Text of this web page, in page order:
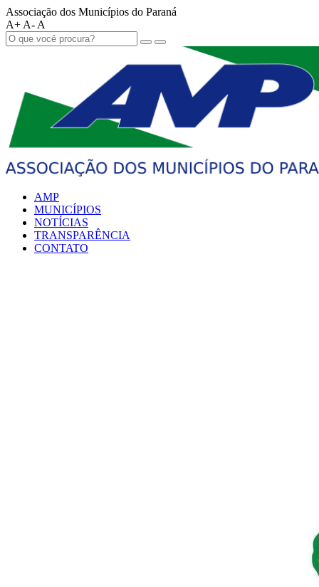
Associação dos Municípios do Paraná
A+ A- A
AMP
MUNICÍPIOS
NOTÍCIAS
TRANSPARÊNCIA
CONTATO